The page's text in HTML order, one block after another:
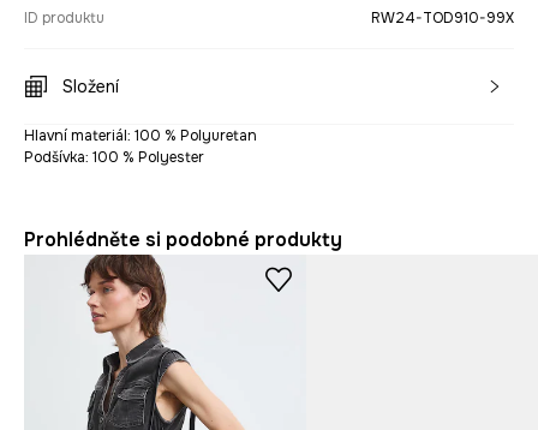
ID produktu RW24-TOD910-99X
Složení
Hlavní materiál: 100 % Polyuretan
Podšívka: 100 % Polyester
Prohlédněte si podobné produkty